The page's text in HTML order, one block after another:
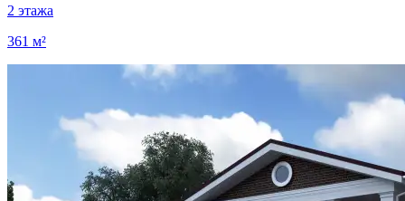
2 этажа
361 м²